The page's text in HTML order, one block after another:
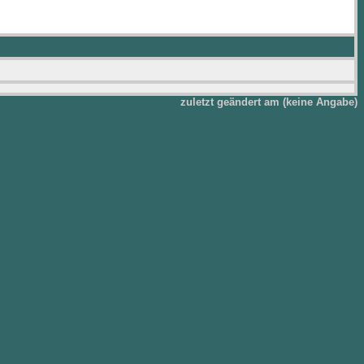
zuletzt geändert am (keine Angabe)